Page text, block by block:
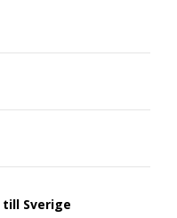
Sverige